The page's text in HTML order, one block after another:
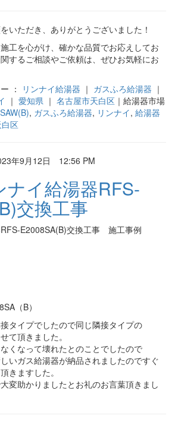
いただき、ありがとうございました！
工を心がけ、確かな品質でお応えしてお
するご相談やご依頼は、ぜひお気軽にお
：
リンナイ給湯器 ｜ ガスふろ給湯器 ｜
｜ 愛知県 ｜ 名古屋市天白区 ｜給湯器市場
, ガスふろ給湯器, リンナイ, 給湯器
白区
年9月12日 12:56 PM
ナイ給湯器RFS-
交換工事
E2008SA(B)交換工事 施工事例
タイプでしたので同じ隣接タイプの
て頂きました。
くなって壊れたとのことでしたので
いガス給湯器が納品されましたのですぐ
きますした。
変助かりましたとお礼のお言葉頂きまし